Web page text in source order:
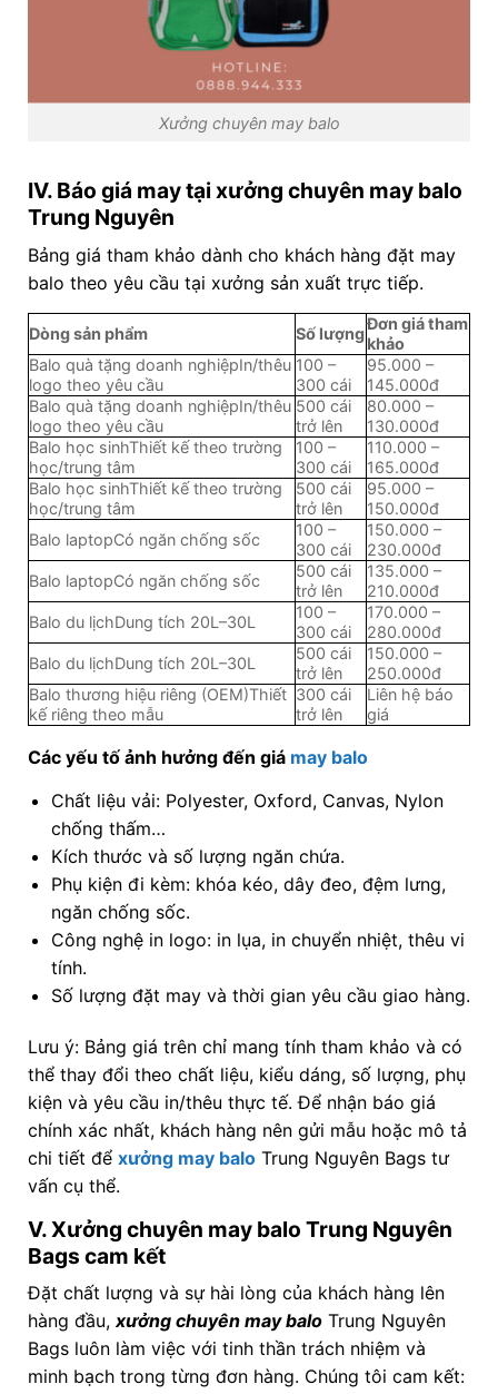
Xưởng chuyên may balo
IV. Báo giá may tại xưởng chuyên may balo
Trung Nguyên
Bảng giá tham khảo dành cho khách hàng đặt may
balo theo yêu cầu tại xưởng sản xuất trực tiếp.
Dòng sản phẩm Số lượng
Đơn giá tham
khảo
Balo quà tặng doanh nghiệpIn/thêu
logo theo yêu cầu
100 –
300 cái
95.000 –
145.000đ
Balo quà tặng doanh nghiệpIn/thêu
logo theo yêu cầu
500 cái
trở lên
80.000 –
130.000đ
Balo học sinhThiết kế theo trường
học/trung tâm
100 –
300 cái
110.000 –
165.000đ
Balo học sinhThiết kế theo trường
học/trung tâm
500 cái
trở lên
95.000 –
150.000đ
Balo laptopCó ngăn chống sốc
100 –
300 cái
150.000 –
230.000đ
Balo laptopCó ngăn chống sốc
500 cái
trở lên
135.000 –
210.000đ
Balo du lịchDung tích 20L–30L
100 –
300 cái
170.000 –
280.000đ
Balo du lịchDung tích 20L–30L
500 cái
trở lên
150.000 –
250.000đ
Balo thương hiệu riêng (OEM)Thiết
kế riêng theo mẫu
300 cái
trở lên
Liên hệ báo
giá
Các yếu tố ảnh hưởng đến giá may balo
Chất liệu vải: Polyester, Oxford, Canvas, Nylon
chống thấm…
Kích thước và số lượng ngăn chứa.
Phụ kiện đi kèm: khóa kéo, dây đeo, đệm lưng,
ngăn chống sốc.
Công nghệ in logo: in lụa, in chuyển nhiệt, thêu vi
tính.
Số lượng đặt may và thời gian yêu cầu giao hàng.
Lưu ý: Bảng giá trên chỉ mang tính tham khảo và có
thể thay đổi theo chất liệu, kiểu dáng, số lượng, phụ
kiện và yêu cầu in/thêu thực tế. Để nhận báo giá
chính xác nhất, khách hàng nên gửi mẫu hoặc mô tả
chi tiết để xưởng may balo Trung Nguyên Bags tư
vấn cụ thể.
V. Xưởng chuyên may balo Trung Nguyên
Bags cam kết
Đặt chất lượng và sự hài lòng của khách hàng lên
hàng đầu, xưởng chuyên may baloTrung Nguyên
Bags luôn làm việc với tinh thần trách nhiệm và
minh bạch trong từng đơn hàng. Chúng tôi cam kết: